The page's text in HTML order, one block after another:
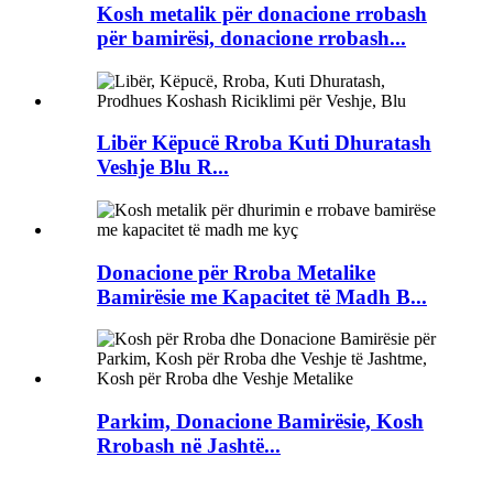
Kosh metalik për donacione rrobash
për bamirësi, donacione rrobash...
Libër Këpucë Rroba Kuti Dhuratash
Veshje Blu R...
Donacione për Rroba Metalike
Bamirësie me Kapacitet të Madh B...
Parkim, Donacione Bamirësie, Kosh
Rrobash në Jashtë...